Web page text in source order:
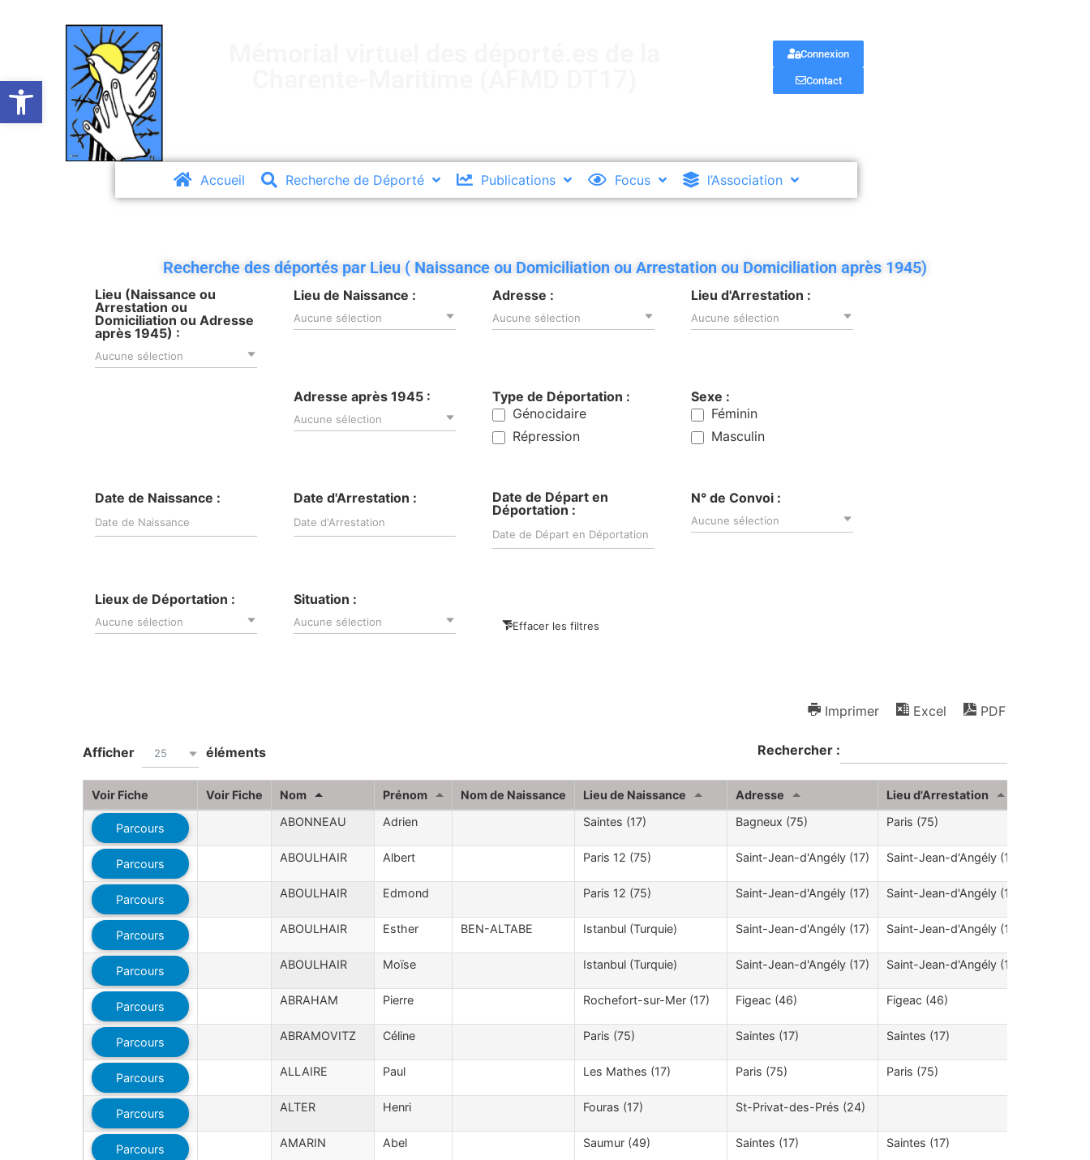
Ouvrir la barre d’outils
Connexion
Contact
Accueil Recherche de Déporté Publications Focus l’Association
Recherche des déportés par Lieu ( Naissance ou Domiciliation ou Arrestation ou Domiciliation après 1945)
Lieu (Naissance ou
Arrestation ou
Domiciliation ou Adresse
après 1945) :
Aucune sélection
Lieu de Naissance :
Aucune sélection
Adresse :
Aucune sélection
Lieu d'Arrestation :
Aucune sélection
Adresse après 1945 :
Aucune sélection
Type de Déportation :
Génocidaire
Répression
Sexe :
Féminin
Masculin
Date de Naissance : Date d'Arrestation :
Date de Départ en
Déportation :
N° de Convoi :
Aucune sélection
Lieux de Déportation :
Aucune sélection
Situation :
Aucune sélection Effacer les filtres
Imprimer Excel PDF
Afficher 25 éléments Rechercher :
Voir Fiche Voir Fiche Nom Prénom Nom de Naissance Lieu de Naissance Adresse Lieu d'Arrestation
Parcours ABONNEAU Adrien Saintes (17) Bagneux (75) Paris (75)
Parcours ABOULHAIR Albert Paris 12 (75) Saint-Jean-d'Angély (17) Saint-Jean-d'Angély (17)
Parcours ABOULHAIR Edmond Paris 12 (75) Saint-Jean-d'Angély (17) Saint-Jean-d'Angély (17)
Parcours ABOULHAIR Esther BEN-ALTABE Istanbul (Turquie) Saint-Jean-d'Angély (17) Saint-Jean-d'Angély (17)
Parcours ABOULHAIR Moïse Istanbul (Turquie) Saint-Jean-d'Angély (17) Saint-Jean-d'Angély (17)
Parcours ABRAHAM Pierre Rochefort-sur-Mer (17) Figeac (46) Figeac (46)
Parcours ABRAMOVITZ Céline Paris (75) Saintes (17) Saintes (17)
Parcours ALLAIRE Paul Les Mathes (17) Paris (75) Paris (75)
Parcours ALTER Henri Fouras (17) St-Privat-des-Prés (24)
Parcours AMARIN Abel Saumur (49) Saintes (17) Saintes (17)